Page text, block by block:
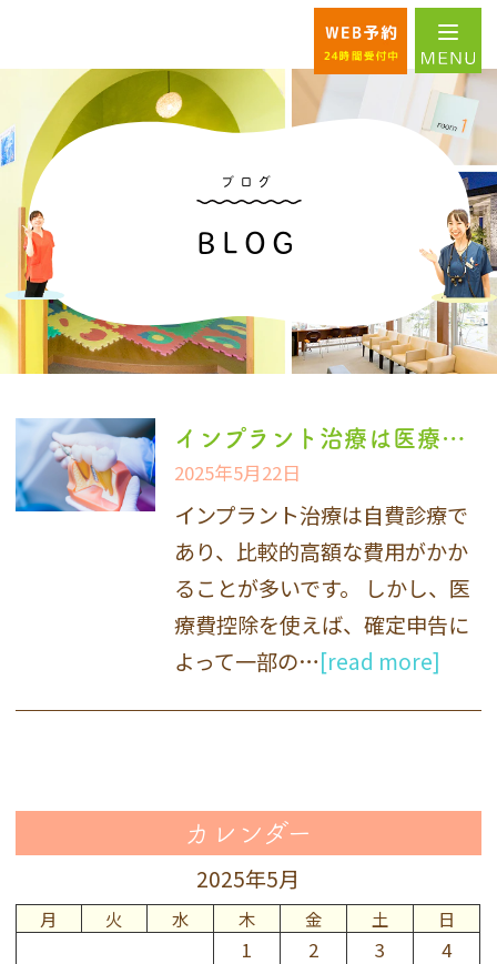
ブログ
BLOG
インプラント治療は医療費控除で費用を軽減できるって本当？
2025年5月22日
インプラント治療は自費診療で
あり、比較的高額な費用がかか
ることが多いです。 しかし、医
療費控除を使えば、確定申告に
よって一部の…[read more]
カレンダー
2025年5月
月 火 水 木 金 土 日
1 2 3
4